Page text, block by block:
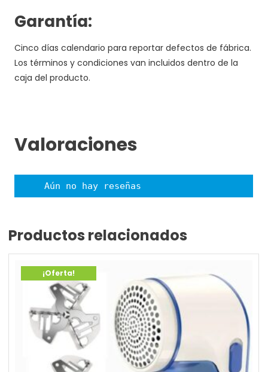
Garantía:
Cinco días calendario para reportar defectos de fábrica.
Los términos y condiciones van incluidos dentro de la
caja del producto.
Valoraciones
Aún no hay reseñas
Productos relacionados
¡Oferta!